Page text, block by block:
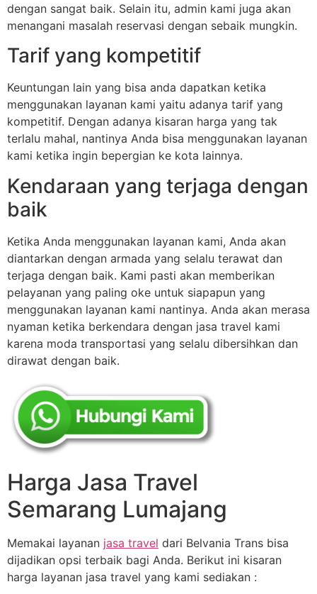
dengan sangat baik. Selain itu, admin kami juga akan
menangani masalah reservasi dengan sebaik mungkin.
Tarif yang kompetitif
Keuntungan lain yang bisa anda dapatkan ketika
menggunakan layanan kami yaitu adanya tarif yang
kompetitif. Dengan adanya kisaran harga yang tak
terlalu mahal, nantinya Anda bisa menggunakan layanan
kami ketika ingin bepergian ke kota lainnya.
Kendaraan yang terjaga dengan
baik
Ketika Anda menggunakan layanan kami, Anda akan
diantarkan dengan armada yang selalu terawat dan
terjaga dengan baik. Kami pasti akan memberikan
pelayanan yang paling oke untuk siapapun yang
menggunakan layanan kami nantinya. Anda akan merasa
nyaman ketika berkendara dengan jasa travel kami
karena moda transportasi yang selalu dibersihkan dan
dirawat dengan baik.
Harga Jasa Travel
Semarang Lumajang
Memakai layanan jasa travel dari Belvania Trans bisa
dijadikan opsi terbaik bagi Anda. Berikut ini kisaran
harga layanan jasa travel yang kami sediakan :